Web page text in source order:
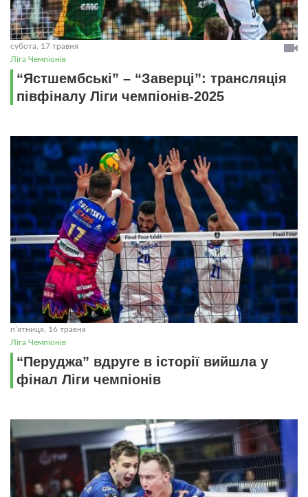
субота, 17 травня
Ліга Чемпіонів
“Ястшембські” – “Заверці”: трансляція
півфіналу Ліги чемпіонів-2025
пʼятниця, 16 травня
Ліга Чемпіонів
“Перуджа” вдруге в історії вийшла у
фінал Ліги чемпіонів